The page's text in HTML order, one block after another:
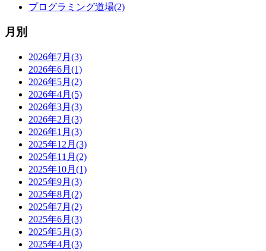
プログラミング道場(2)
月別
2026年7月(3)
2026年6月(1)
2026年5月(2)
2026年4月(5)
2026年3月(3)
2026年2月(3)
2026年1月(3)
2025年12月(3)
2025年11月(2)
2025年10月(1)
2025年9月(3)
2025年8月(2)
2025年7月(2)
2025年6月(3)
2025年5月(3)
2025年4月(3)